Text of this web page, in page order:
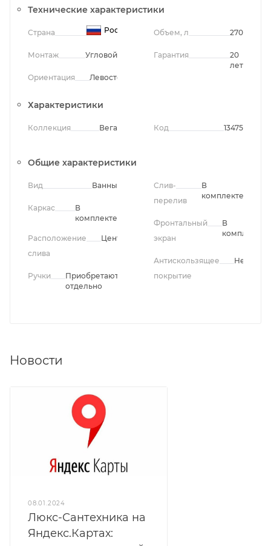
Технические характеристики
Страна Россия
Монтаж Угловой
Ориентация Левосторонняя
Объем, л 270
Гарантия
20
лет
Характеристики
Коллекция Вега Код 13475
Общие характеристики
Вид Ванны
Каркас
В
комплекте
Расположение
слива
Центральное
Ручки
Приобретаются
отдельно
Слив-
перелив
В
комплекте
Фронтальный
экран
В
комплекте
Антискользящее
покрытие
Нет
Новости
08.01.2024
Люкс-Сантехника на
Яндекс.Картах: